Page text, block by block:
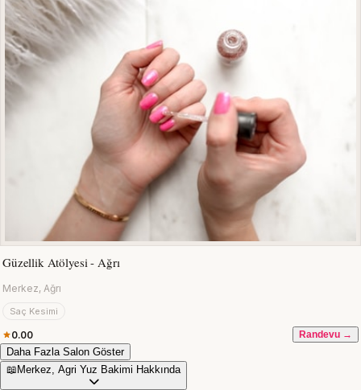
Güzellik Atölyesi - Ağrı
Merkez, Ağrı
Saç Kesimi
0.00 Randevu →
Daha Fazla Salon Göster
📖 Merkez, Agri Yuz Bakimi Hakkında